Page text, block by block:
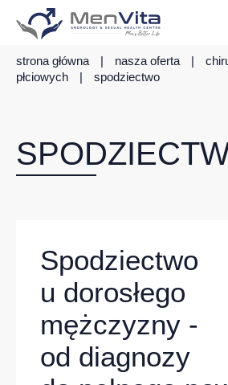
strona główna | nasza oferta |
płciowych
| spodziectwo
Spodziectwo
u dorosłego
mężczyzny -
od diagnozy